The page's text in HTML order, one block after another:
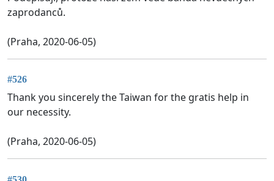
zaprodanců.
(Praha, 2020-06-05)
#526
Thank you sincerely the Taiwan for the gratis help in
our necessity.
(Praha, 2020-06-05)